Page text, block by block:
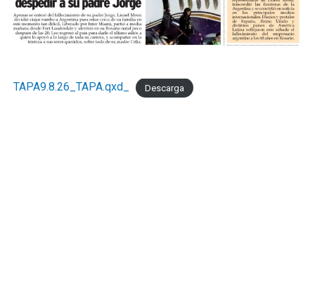
TAPA9.8.26_TAPA.qxd_ Descarga